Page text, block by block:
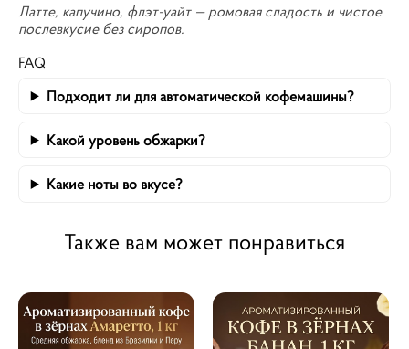
Латте, капучино, флэт-уайт — ромовая сладость и чистое
послевкусие без сиропов.
FAQ
Подходит ли для автоматической кофемашины?
Какой уровень обжарки?
Какие ноты во вкусе?
Также вам может понравиться